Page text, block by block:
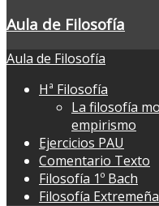
Aula de Filosofía
Aula de Filosofía
Hª Filosofía
La filosofía
empirismo
Ejercicios PAU
Comentario Texto
Filosofía 1º Bach
Filosofía Extremeña